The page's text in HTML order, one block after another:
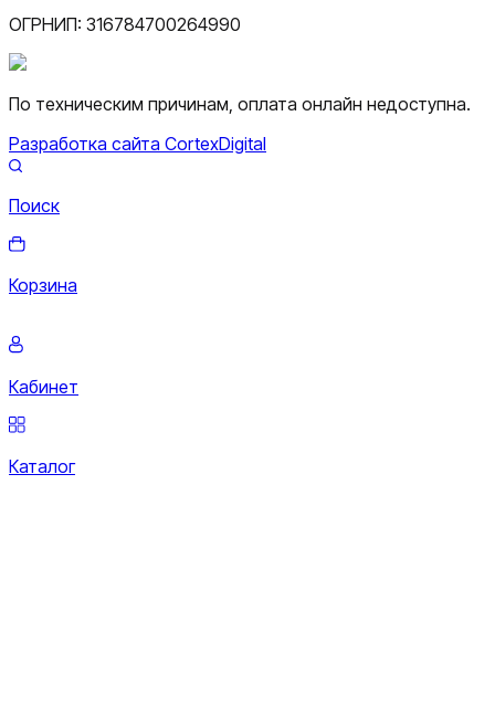
ОГРНИП: 316784700264990
По техническим причинам, оплата онлайн недоступна.
Разработка сайта CortexDigital
Поиск
Корзина
Кабинет
Каталог